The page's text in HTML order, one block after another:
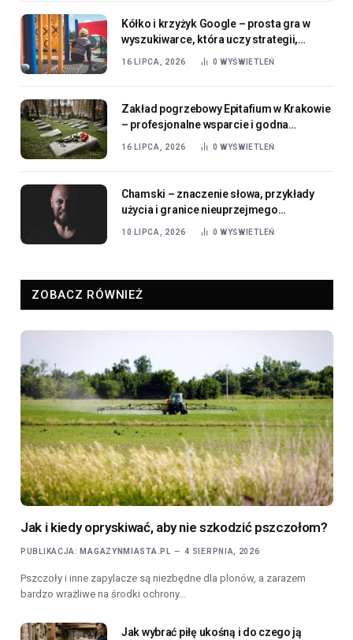
Kółko i krzyżyk Google – prosta gra w
wyszukiwarce, która uczy strategii,
logicznego myślenia i przewidywania
16 LIPCA, 2026 0 WYŚWIETLEŃ
Zakład pogrzebowy Epitafium w Krakowie
– profesjonalne wsparcie i godna
organizacja ostatniego pożegnania
16 LIPCA, 2026 0 WYŚWIETLEŃ
Chamski – znaczenie słowa, przykłady
użycia i granice nieuprzejmego
10 LIPCA, 2026 0 WYŚWIETLEŃ
ZOBACZ RÓWNIEŻ
Jak i kiedy opryskiwać, aby nie szkodzić pszczołom?
PUBLIKACJA: MAGAZYNMIASTA.PL 4 SIERPNIA, 2026
Pszczoły i inne zapylacze są niezbędne dla plonów, a zarazem
bardzo wrażliwe na środki ochrony…
Jak wybrać piłę ukośną i do czego ją